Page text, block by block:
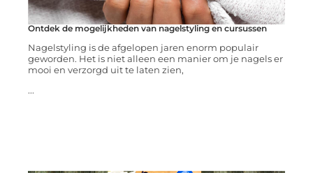
Ontdek de mogelijkheden van nagelstyling en cursussen
Nagelstyling is de afgelopen jaren enorm populair
geworden. Het is niet alleen een manier om je nagels er
mooi en verzorgd uit te laten zien,
...